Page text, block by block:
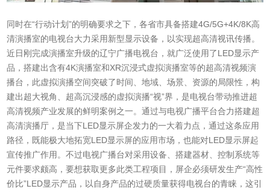
同时在“行动计划”的明确要求之下，各省市具备搭建4G/5G+4K/8K高
清演播室的电视台大力采用新型显示设备，以实现超高清视讯传播。
近日刚完成演播室升级的辽宁广播电视台，就广泛使用了LED显示产
品，搭建出含有4K演播室和XR沉浸式虚拟演播室等的超高清视频演
播台，此虚拟演播空间突破了时间、地域、场景、资源的局限性，构
建出超大视角、超高沉浸感的虚拟演播“视”界，是电视台带动推进超
高清视频产业发展的鲜明案例之一。通过与电视广播平台合力搭建超
高清演播厅，是当下LED显示屏企发力的一大着力点，通过这条应用
路径，既能极大地拓宽LED显示屏的应用市场，也能对LED显示屏起
宣传推广作用。不过电视广播台对采用设备、搭建器材、控制系统等
元件要求颇高，要想获取更多此类工程项目，屏企必须研发生产“高性
价比”LED显示产品，以自身产品的过硬质量获得电视台的青睐，这引